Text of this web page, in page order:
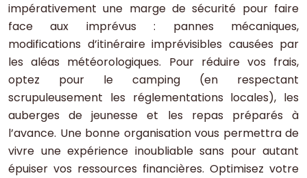
impérativement une marge de sécurité pour faire
face aux imprévus : pannes mécaniques,
modifications d’itinéraire imprévisibles causées par
les aléas météorologiques. Pour réduire vos frais,
optez pour le camping (en respectant
scrupuleusement les réglementations locales), les
auberges de jeunesse et les repas préparés à
l’avance. Une bonne organisation vous permettra de
vivre une expérience inoubliable sans pour autant
épuiser vos ressources financières. Optimisez votre